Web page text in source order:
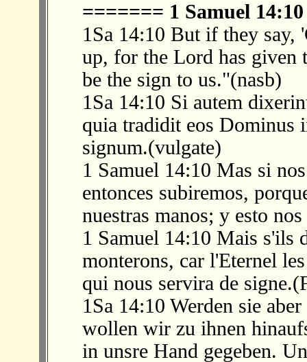
======= 1 Samuel
1Sa 14:10 But if they say,
up, for the Lord has given
be the sign to us."(nasb)
1Sa 14:10 Si autem
quia tradidit eos Dominus
signum.(vulgate)
1 Samuel 14:10 Mas si
entonces subiremos,
nuestras manos; y esto
1 Samuel 14:10 Mais s'ils
monterons, car l'Eternel
qui nous servira de
1Sa 14:10 Werden sie
wollen wir zu ihnen
in unsre Hand gegeben.